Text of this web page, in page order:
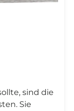
sind die
Sie